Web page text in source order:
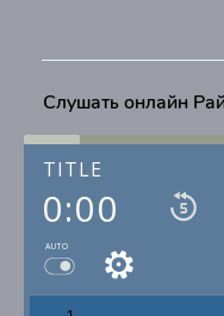
Слушать онлайн
TITLE
0:00
AUTO